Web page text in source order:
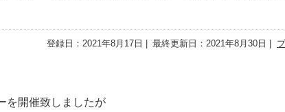
登録日：2021年8月17日 最終更新日：2021年8月30日
を開催致しましたが